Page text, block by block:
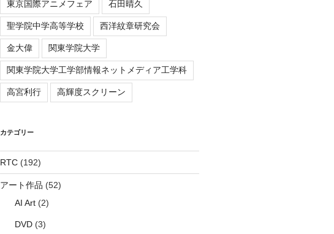
東京国際アニメフェア 石田晴久
聖学院中学高等学校 西洋紋章研究会
金大偉 関東学院大学
関東学院大学工学部情報ネットメディア工学科
高宮利行 高輝度スクリーン
カテゴリー
RTC(192)
アート作品 (52)
AI Art(2)
DVD(3)